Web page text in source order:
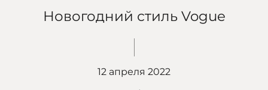
Новогодний стиль Vogue
12 апреля 2022